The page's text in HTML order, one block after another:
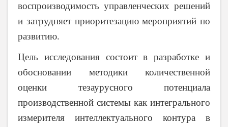
воспроизводимость управленческих решений
и затрудняет приоритезацию мероприятий по
развитию.
Цель исследования состоит в разработке и
обосновании методики количественной
оценки тезаурусного потенциала
производственной системы как интегрального
измерителя интеллектуального контура в